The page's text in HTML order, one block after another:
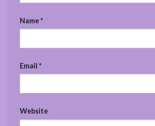
Name*
Email *
Website